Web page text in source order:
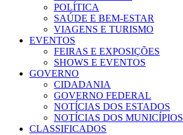
POLÍTICA
SAÚDE E BEM-ESTAR
VIAGENS E TURISMO
EVENTOS
FEIRAS E EXPOSIÇÕES
SHOWS E EVENTOS
GOVERNO
CIDADANIA
GOVERNO FEDERAL
NOTÍCIAS DOS ESTADOS
NOTÍCIAS DOS MUNICÍPIOS
CLASSIFICADOS